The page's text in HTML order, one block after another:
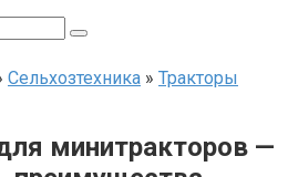
Сельхозтехника » Тракторы
минитракторов —